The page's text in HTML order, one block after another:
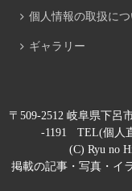
個人情報の取扱につ
ギャラリー
〒509-2512 岐阜県下
-1191 TEL(個人
(C) Ryu no
掲載の記事・写真・イ